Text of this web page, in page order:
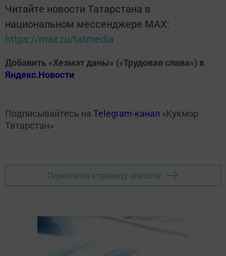
Читайте новости Татарстана в
национальном мессенджере MАХ:
https://max.ru/tatmedia
Добавить «Хезмэт даны» («Трудовая слава») в
Яндекс.Новости
Подписывайтесь на Telegram-канал «Кукмор
Татарстан»
Перейти на страницу новости